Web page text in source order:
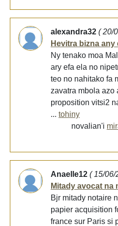
alexandra32 ( 20/
Hevitra bizna any
Ny tenako moa
ary efa ela no
teo no nahitako fa
zavatra mbola azo
proposition vitsi2
... tohiny
novalian'i
Anaelle12 ( 15/06/
Mitady avocat na
Bjr mitady notaire
papier acquisition
france sur Paris si